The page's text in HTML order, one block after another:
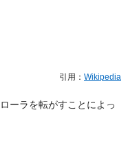
引用： Wikipedia
ーラを転がすことによっ